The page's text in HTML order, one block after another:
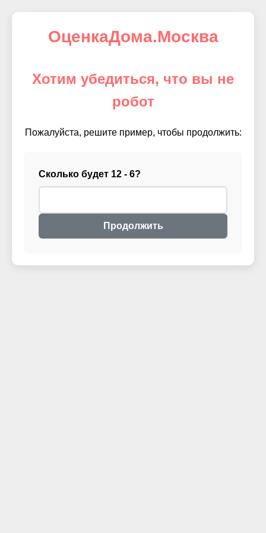
ОценкаДома.Москва
Хотим убедиться, что вы не
робот
Пожалуйста, решите пример, чтобы продолжить:
Сколько будет 12 - 6?
Продолжить